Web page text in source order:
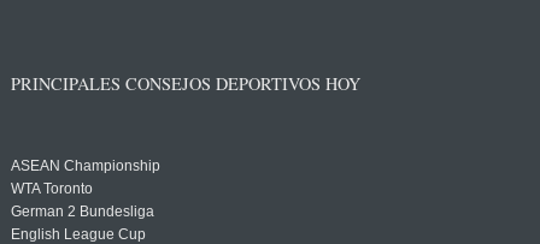
PRINCIPALES CONSEJOS DEPORTIVOS HOY
ASEAN Championship
WTA Toronto
German 2 Bundesliga
English League Cup